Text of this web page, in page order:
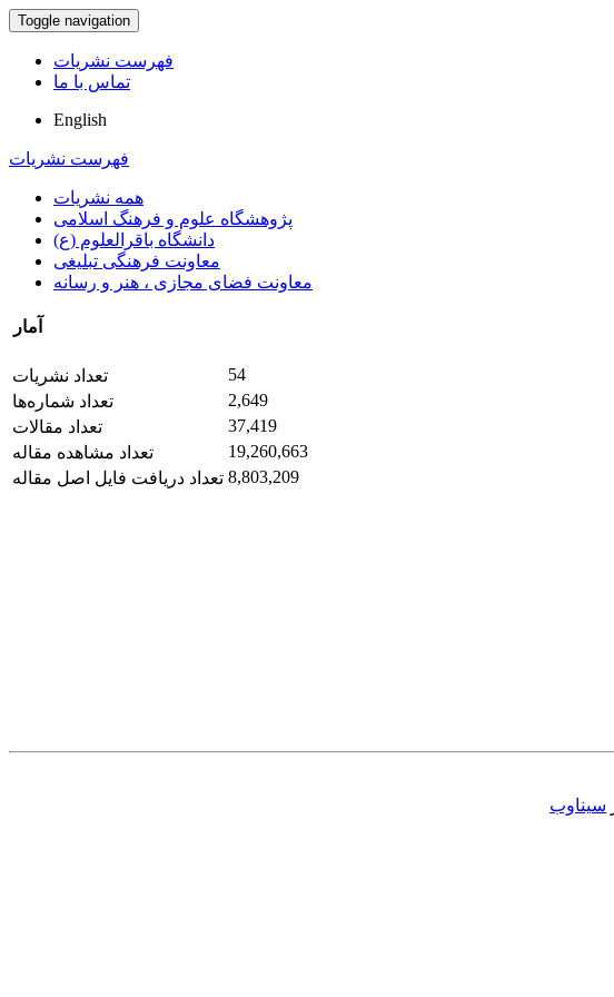
Toggle navigation
فهرست نشریات
تماس با ما
English
فهرست نشریات
همه نشریات
پژوهشگاه علوم و فرهنگ اسلامی
دانشگاه باقرالعلوم (ع)
معاونت فرهنگی تبلیغی
معاونت فضای مجازی ، هنر و رسانه
آمار
تعداد نشریات
54
تعداد شماره‌ها
2,649
تعداد مقالات
37,419
تعداد مشاهده مقاله
19,260,663
تعداد دریافت فایل اصل مقاله 8,803,209
سیناوب